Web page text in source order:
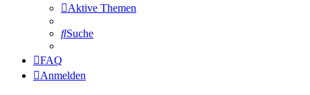
Aktive Themen
Suche
FAQ
Anmelden